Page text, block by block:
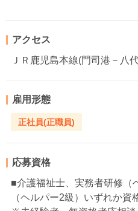
アクセス
ＪＲ鹿児島本線(門司港－八
雇用形態
正社員(正職員)
応募資格
■介護福祉士、実務者研修（
（ヘルパー2級）いずれか資